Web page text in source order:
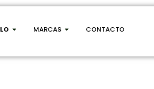
MARCAS CONTACTO